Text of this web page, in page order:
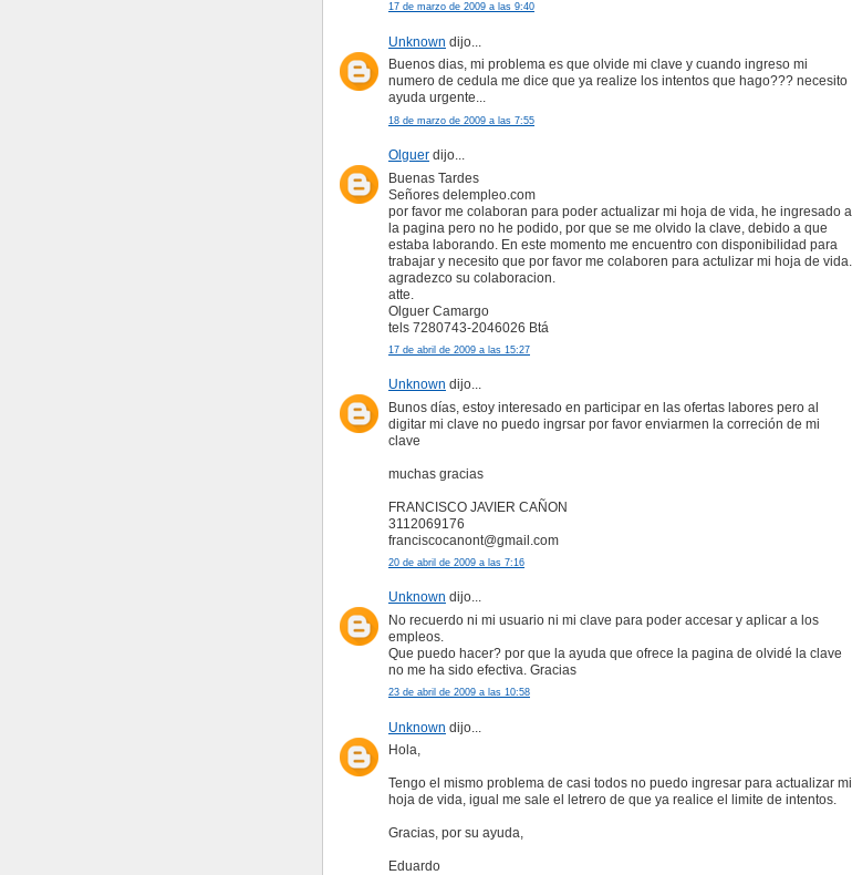
17 de marzo de 2009 a las 9:40
Unknown dijo...
Buenos dias, mi problema es que olvide mi clave y cuando ingreso mi
numero de cedula me dice que ya realize los intentos que hago??? necesito
ayuda urgente...
18 de marzo de 2009 a las 7:55
Olguer dijo...
Buenas Tardes
Señores delempleo.com
por favor me colaboran para poder actualizar mi hoja de vida, he ingresado a
la pagina pero no he podido, por que se me olvido la clave, debido a que
estaba laborando. En este momento me encuentro con disponibilidad para
trabajar y necesito que por favor me colaboren para actulizar mi hoja de vida.
agradezco su colaboracion.
atte.
Olguer Camargo
tels 7280743-2046026 Btá
17 de abril de 2009 a las 15:27
Unknown dijo...
Bunos días, estoy interesado en participar en las ofertas labores pero al
digitar mi clave no puedo ingrsar por favor enviarmen la correción de mi
clave
muchas gracias
FRANCISCO JAVIER CAÑON
3112069176
franciscocanont@gmail.com
20 de abril de 2009 a las 7:16
Unknown dijo...
No recuerdo ni mi usuario ni mi clave para poder accesar y aplicar a los
empleos.
Que puedo hacer? por que la ayuda que ofrece la pagina de olvidé la clave
no me ha sido efectiva. Gracias
23 de abril de 2009 a las 10:58
Unknown dijo...
Hola,
Tengo el mismo problema de casi todos no puedo ingresar para actualizar mi
hoja de vida, igual me sale el letrero de que ya realice el limite de intentos.
Gracias, por su ayuda,
Eduardo